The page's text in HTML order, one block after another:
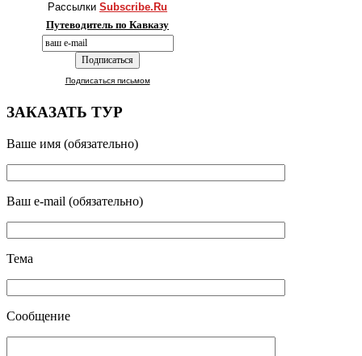
Рассылки Subscribe.Ru
Путеводитель по Кавказу
Подписаться письмом
ЗАКАЗАТЬ ТУР
Ваше имя (обязательно)
Ваш e-mail (обязательно)
Тема
Сообщение